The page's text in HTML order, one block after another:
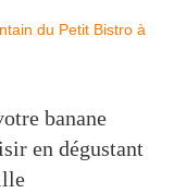
banane
en dégustant